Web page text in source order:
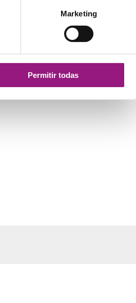
Marketing
Permitir todas
bolso cremallera,bolso piel
o duda sobre esta pieza, contacte
poderle ayudar.